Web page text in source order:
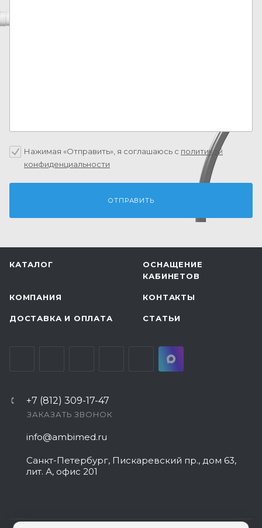
Нажимая «Отправить», я соглашаюсь c политикой
конфиденциальности
КАТАЛОГ
ОСНАЩЕНИЕ
КАБИНЕТОВ
КОМПАНИЯ КОНТАКТЫ
ДОСТАВКА И ОПЛАТА СТАТЬИ
+7 (812) 309-17-47
ЗАКАЗАТЬ ЗВОНОК
info@ambimed.ru
Санкт-Петербург, Пискаревский пр., дом 63,
лит. А, офис 201